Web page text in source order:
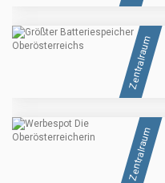
Zentralraum
Zentralraum